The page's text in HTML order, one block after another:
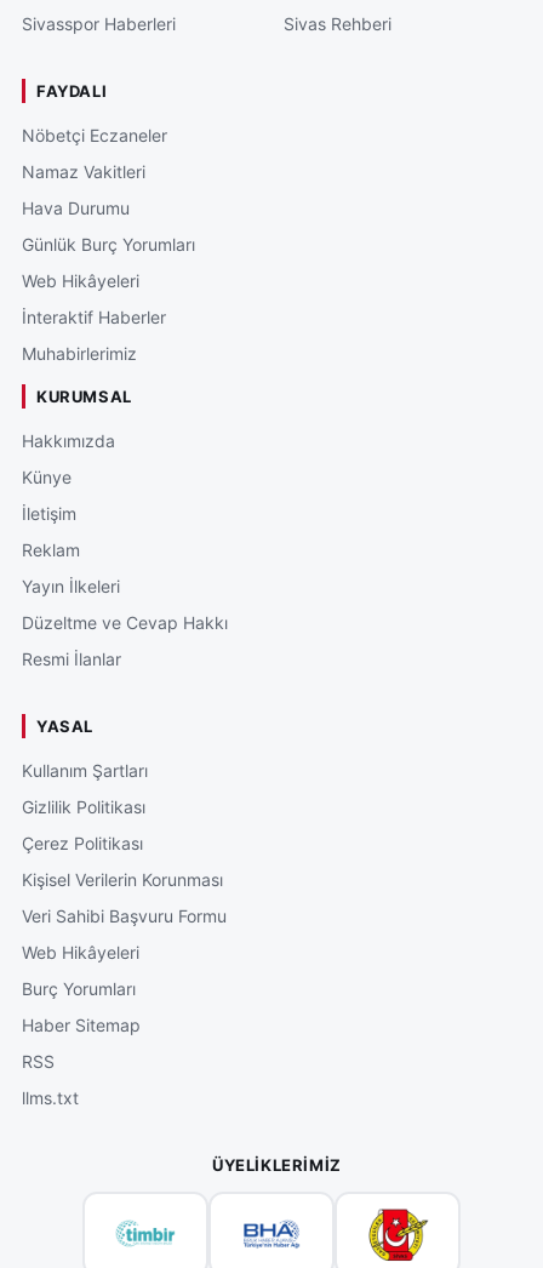
Sivasspor Haberleri
Sivas Rehberi
FAYDALI
Nöbetçi Eczaneler
Namaz Vakitleri
Hava Durumu
Günlük Burç Yorumları
Web Hikâyeleri
İnteraktif Haberler
Muhabirlerimiz
KURUMSAL
Hakkımızda
Künye
İletişim
Reklam
Yayın İlkeleri
Düzeltme ve Cevap Hakkı
Resmi İlanlar
YASAL
Kullanım Şartları
Gizlilik Politikası
Çerez Politikası
Kişisel Verilerin Korunması
Veri Sahibi Başvuru Formu
Web Hikâyeleri
Burç Yorumları
Haber Sitemap
RSS
llms.txt
ÜYELIKLERIMIZ